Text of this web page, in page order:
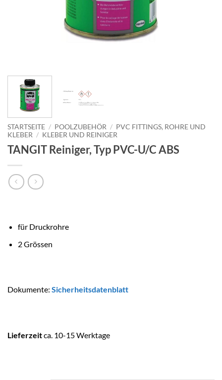
STARTSEITE / POOLZUBEHÖR / PVC FITTINGS, ROHRE UND
KLEBER / KLEBER UND REINIGER
TANGIT Reiniger, Typ PVC-U/C ABS
für Druckrohre
2 Grössen
Dokumente: Sicherheitsdatenblatt
Lieferzeitca. 10-15 Werktage